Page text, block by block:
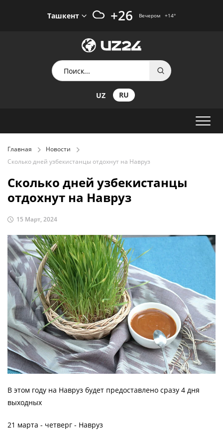
Ташкент +26 Вечером +14°
UZ RU
Главная
Новости
Сколько дней узбекистанцы отдохнут на Навруз
Сколько дней узбекистанцы
отдохнут на Навруз
15 Март, 2024
В этом году на Навруз будет предоставлено сразу 4 дня
выходных
21 марта - четверг - Навруз